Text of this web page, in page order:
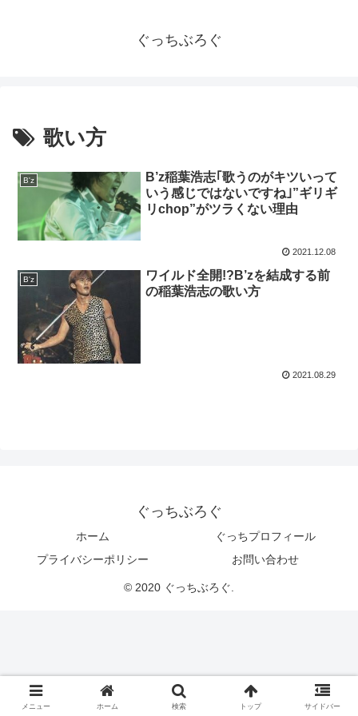
ぐっちぶろぐ
歌い方
B'z
B’z稲葉浩志｢歌うのがキツいって
いう感じではないですね｣”ギリギ
リchop”がツラくない理由
2021.12.08
B'z
ワイルド全開!?B’zを結成する前
の稲葉浩志の歌い方
2021.08.29
ぐっちぶろぐ
ホーム
ぐっちプロフィール
プライバシーポリシー
お問い合わせ
© 2020 ぐっちぶろぐ.
メニュー ホーム 検索 トップ サイドバー